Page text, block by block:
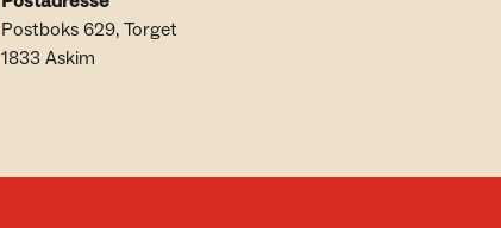
Postboks 629, Torget
1833 Askim